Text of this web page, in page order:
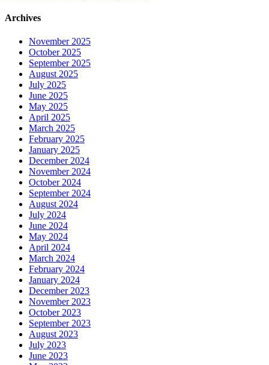
Archives
November 2025
October 2025
September 2025
August 2025
July 2025
June 2025
May 2025
April 2025
March 2025
February 2025
January 2025
December 2024
November 2024
October 2024
September 2024
August 2024
July 2024
June 2024
May 2024
April 2024
March 2024
February 2024
January 2024
December 2023
November 2023
October 2023
September 2023
August 2023
July 2023
June 2023